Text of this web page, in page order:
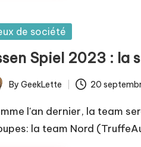
de société
Spiel 2023 : la
By GeekLette 20
l'an dernier, la team
la team Nord